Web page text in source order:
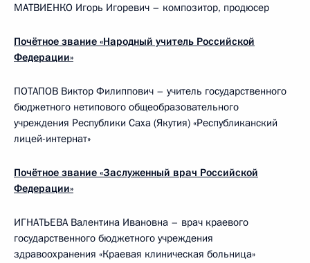
МАТВИЕНКО Игорь Игоревич – композитор, продюсер
Почётное звание «Народный учитель Российской
Федерации»
ПОТАПОВ Виктор Филиппович – учитель государственного
бюджетного нетипового общеобразовательного
учреждения Республики Саха (Якутия) «Республиканский
лицей-интернат»
Почётное звание «Заслуженный врач Российской
Федерации»
ИГНАТЬЕВА Валентина Ивановна – врач краевого
государственного бюджетного учреждения
здравоохранения «Краевая клиническая больница»